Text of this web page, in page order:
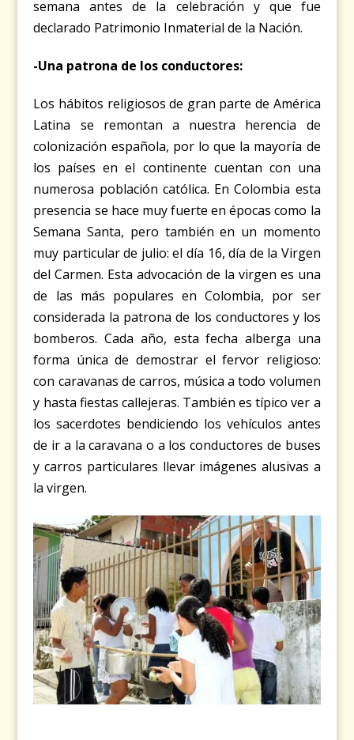
semana antes de la celebración y que fue
declarado Patrimonio Inmaterial de la Nación.
-Una patrona de los conductores:
Los hábitos religiosos de gran parte de América
Latina se remontan a nuestra herencia de
colonización española, por lo que la mayoría de
los países en el continente cuentan con una
numerosa población católica. En Colombia esta
presencia se hace muy fuerte en épocas como la
Semana Santa, pero también en un momento
muy particular de julio: el día 16, día de la Virgen
del Carmen. Esta advocación de la virgen es una
de las más populares en Colombia, por ser
considerada la patrona de los conductores y los
bomberos. Cada año, esta fecha alberga una
forma única de demostrar el fervor religioso:
con caravanas de carros, música a todo volumen
y hasta fiestas callejeras. También es típico ver a
los sacerdotes bendiciendo los vehículos antes
de ir a la caravana o a los conductores de buses
y carros particulares llevar imágenes alusivas a
la virgen.